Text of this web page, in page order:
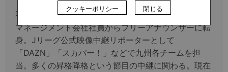
福岡県出身。サッカーの仕事に魅力され、1998年に
マネージメント会社社員からフリーアナウンサーに転
身。Jリーグ公式映像中継リポーターとして
「DAZN」「スカパー！」などで九州各チームを担
当。多くの昇格降格という節目の中継に関わる。現在
クッキーポリシー 閉じる